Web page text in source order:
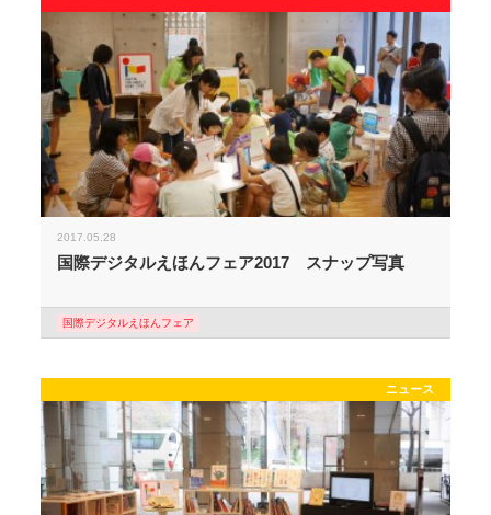
2017.05.28
国際デジタルえほんフェア2017 スナップ写真
国際デジタルえほんフェア
ニュース